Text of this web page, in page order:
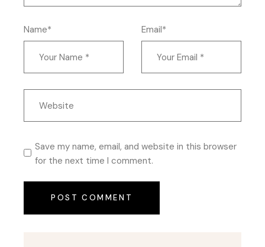
Name* Email*
Save my name, email, and website in this browser
for the next time I comment.
POST COMMENT